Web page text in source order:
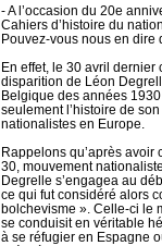
- A l’occasion du 20e
Cahiers d’histoire du
Pouvez-vous nous en dire
En effet, le 30 avril
disparition de Léon
Belgique des années
seulement l’histoire de
nationalistes en Europe.
Rappelons qu’après avoir
30, mouvement
Degrelle s’engagea au
ce qui fut considéré alors
bolchevisme ». Celle-ci le
se conduisit en véritable
à se réfugier en Espagne